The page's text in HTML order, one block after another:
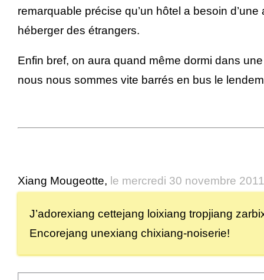
remarquable précise qu’un hôtel a besoin
héberger des étrangers.
Enfin bref, on aura quand même dormi dans
nous nous sommes vite barrés en bus le
Xiang Mougeotte, le mercredi 30 novembre 2011
J’adorexiang cettejang loixiang tropjiang
Encorejang unexiang chixiang-noiserie!